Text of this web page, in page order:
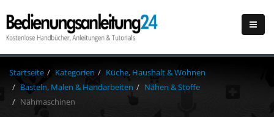
Startseite Kategorien
Küche, Haushalt & Wohnen
Basteln, Malen & Handarbeiten
Nähen & Stoffe
Nähmaschinen